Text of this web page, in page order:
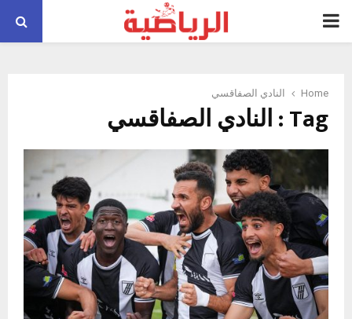
PRIMARY
Home النادي الصفاقسي
Tag : النادي الصفاقسي